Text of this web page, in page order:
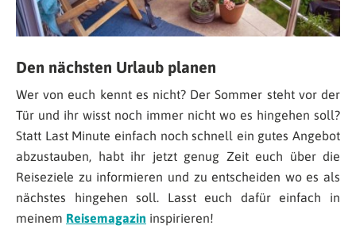
Den nächsten Urlaub planen
Wer von euch kennt es nicht? Der Sommer steht vor der
Tür und ihr wisst noch immer nicht wo es hingehen soll?
Statt Last Minute einfach noch schnell ein gutes Angebot
abzustauben, habt ihr jetzt genug Zeit euch über die
Reiseziele zu informieren und zu entscheiden wo es als
nächstes hingehen soll. Lasst euch dafür einfach in
meinem Reisemagazin inspirieren!